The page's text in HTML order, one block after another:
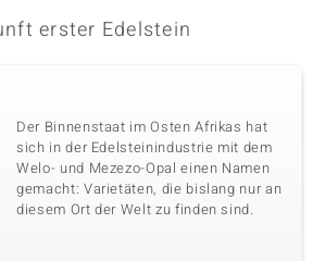
erster Edelstein
Der Binnenstaat im Osten Afrikas hat
sich in der Edelsteinindustrie mit dem
Welo- und Mezezo-Opal einen Namen
gemacht: Varietäten, die bislang nur an
diesem Ort der Welt zu finden sind.